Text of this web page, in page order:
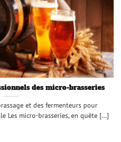
des micro-brasseries
et des fermenteurs pour
Les micro-brasseries, en quête [...]